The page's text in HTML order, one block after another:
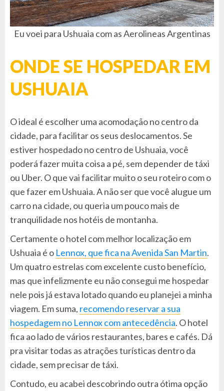
Eu voei para Ushuaia com as Aerolineas Argentinas
ONDE SE HOSPEDAR EM
USHUAIA
O ideal é escolher uma acomodação no centro da
cidade, para facilitar os seus deslocamentos. Se
estiver hospedado no centro de Ushuaia, você
poderá fazer muita coisa a pé, sem depender de táxi
ou Uber. O que vai facilitar muito o seu roteiro com o
que fazer em Ushuaia. A não ser que você alugue um
carro na cidade, ou queria um pouco mais de
tranquilidade nos hotéis de montanha.
Certamente o hotel com melhor localização em
Ushuaia é o Lennox, que fica na Avenida San Martin.
Um quatro estrelas com excelente custo benefício,
mas que infelizmente eu não consegui me hospedar
nele pois já estava lotado quando eu planejei a minha
viagem. Em suma, recomendo reservar a sua
hospedagem no Lennox com antecedência. O hotel
fica ao lado de vários restaurantes, bares e cafés. Dá
pra visitar todas as atrações turísticas dentro da
cidade, sem precisar de táxi.
Contudo, eu acabei descobrindo outra ótima opção